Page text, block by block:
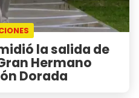
la salida de
Hermano
Dorada